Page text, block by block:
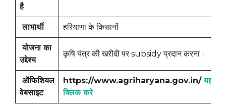
है
लाभार्थी हरियाणा के किसानों
योजना का
उद्देश्य
कृषि यंत्र की खरीदी पर subsidy प्रदान करना।
ऑफिशियल
वेबसाइट
https://www.agriharyana.gov.in/यहां
क्लिक करे